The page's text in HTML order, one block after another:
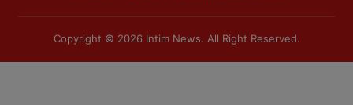
Copyright © 2026 Intim News. All Right Reserved.